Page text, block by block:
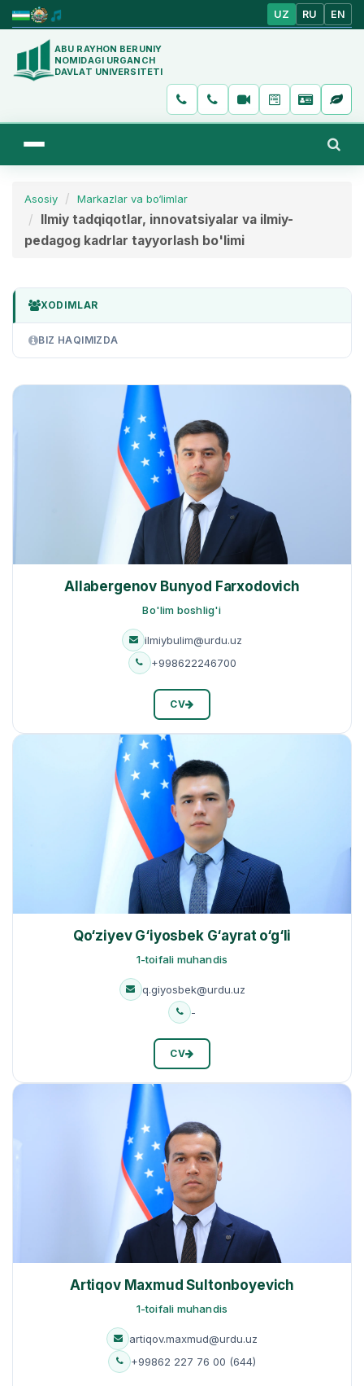
UZ RU EN
ABU RAYHON BERUNIY
NOMIDAGI URGANCH
DAVLAT UNIVERSITETI
Asosiy Markazlar va bo‘limlar
Ilmiy tadqiqotlar, innovatsiyalar va ilmiy-
pedagog kadrlar tayyorlash bo'limi
XODIMLAR
BIZ HAQIMIZDA
Allabergenov Bunyod Farxodovich
Bo'lim boshlig'i
ilmiybulim@urdu.uz
+998622246700
CV
Qo‘ziyev G‘iyosbek G‘ayrat o‘g‘li
1-toifali muhandis
q.giyosbek@urdu.uz
-
CV
Artiqov Maxmud Sultonboyevich
1-toifali muhandis
artiqov.maxmud@urdu.uz
+99862 227 76 00 (644)